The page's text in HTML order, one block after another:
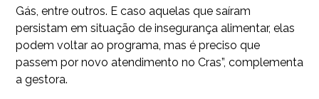
Gás, entre outros. E caso aquelas que saíram
persistam em situação de insegurança alimentar, elas
podem voltar ao programa, mas é preciso que
passem por novo atendimento no Cras”, complementa
a gestora.